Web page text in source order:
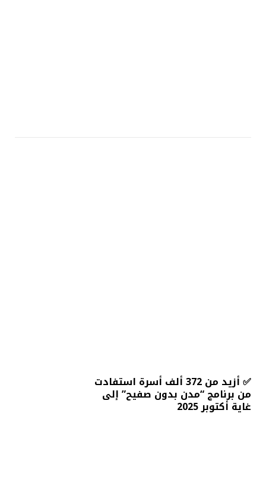
✅ أزيد من 372 ألف أسرة استفادت
من برنامج “مدن بدون صفيح” إلى
غاية أكتوبر 2025